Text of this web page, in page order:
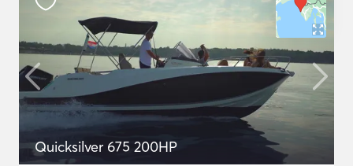
Quicksilver 675 200HP